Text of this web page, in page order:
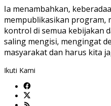
Ia menambahkan,
mempublikasikan program,
kontrol di semua kebijakan
saling mengisi, mengingat
masyarakat dan harus kita
Ikuti Kami